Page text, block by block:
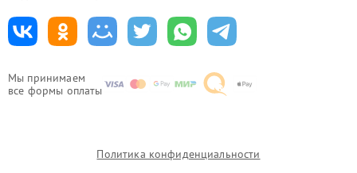
Мы принимаем
все формы оплаты
Политика конфиденциальности